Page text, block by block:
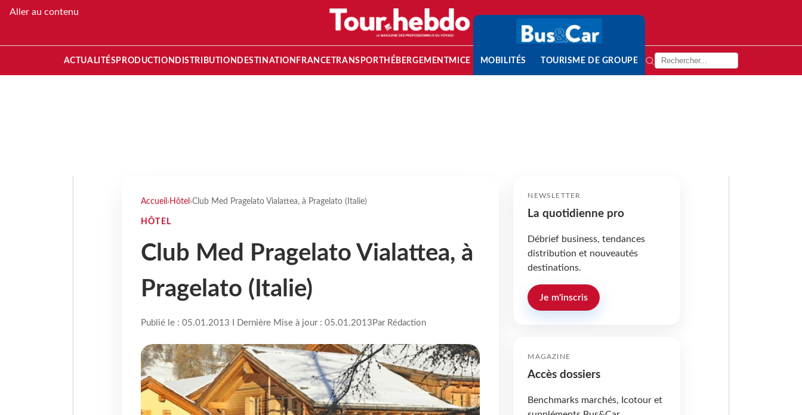
Aller au contenu
ACTUALITÉS PRODUCTION DISTRIBUTION DESTINATION FRANCETRANSPORT HÉBERGEMENTMICE MOBILITÉS TOURISME DE GROUPE
Accueil › Hôtel ›Club Med Pragelato Vialattea, à Pragelato (Italie)
HÔTEL
Club Med Pragelato Vialattea, à
Pragelato (Italie)
Publié le : 05.01.2013 I Dernière Mise à jour : 05.01.2013 Par Rédaction
NEWSLETTER
La quotidienne pro
Débrief business, tendances
distribution et nouveautés
destinations.
Je m'inscris
MAGAZINE
Accès dossiers
Benchmarks marchés, Icotour et